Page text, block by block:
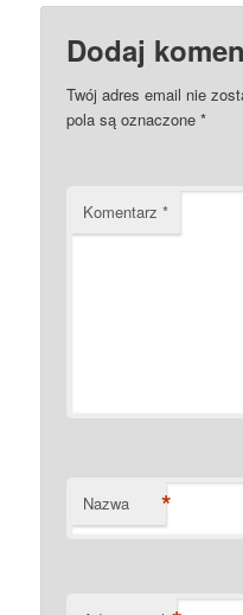
Dodaj
Twój adres email nie
pola są oznaczone*
Komentarz*
Nazwa *